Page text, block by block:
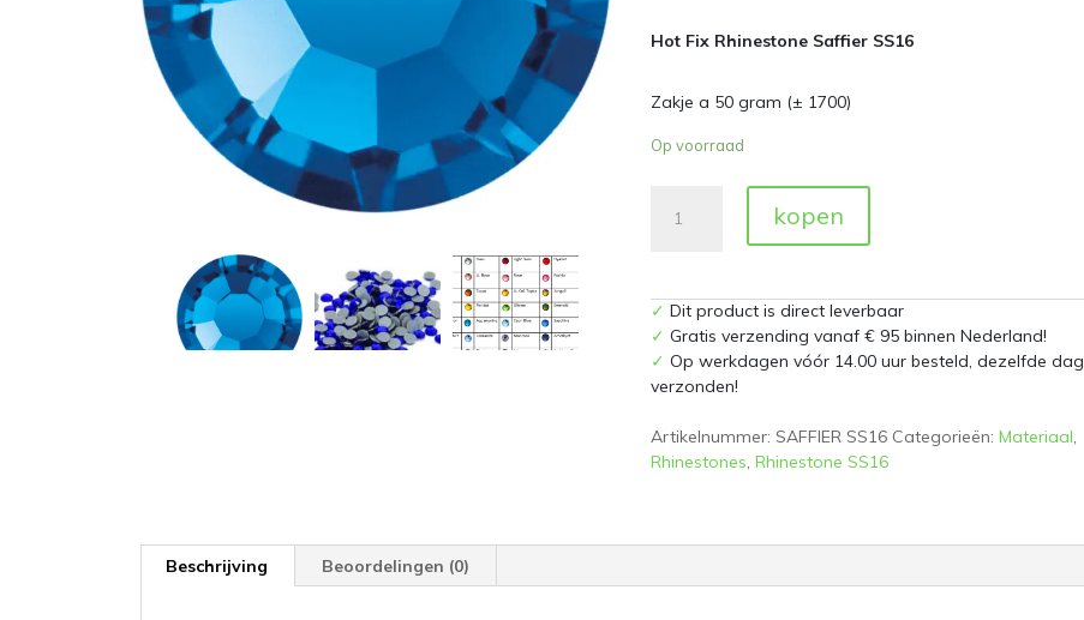
Hot Fix Rhinestone Saffier SS16
Zakje a 50 gram (± 1700)
Op voorraad
SS16
Zakje
gram
kopen
✓ Dit product is direct leverbaar
✓ Gratis verzending vanaf € 95 binnen Nederland!
✓ Op werkdagen vóór 14.00 uur besteld, dezelfde dag
verzonden!
Artikelnummer: SAFFIER SS16 Categorieën: Materiaal,
Rhinestones, Rhinestone SS16
Beschrijving Beoordelingen (0)